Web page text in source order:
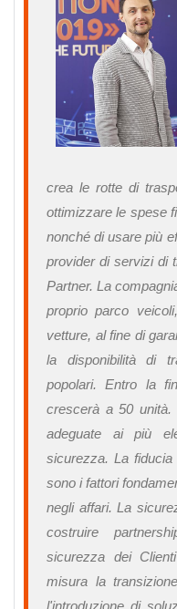
crea le rotte di
ottimizzare le spese
nonché di usare più
provider di servizi di
Partner. La
proprio parco
vetture, al fine di
la disponibilità di
popolari. Entro la
crescerà a 50 unità.
adeguate ai più
sicurezza. La
sono i fattori
negli affari. La
costruire
sicurezza dei
misura la